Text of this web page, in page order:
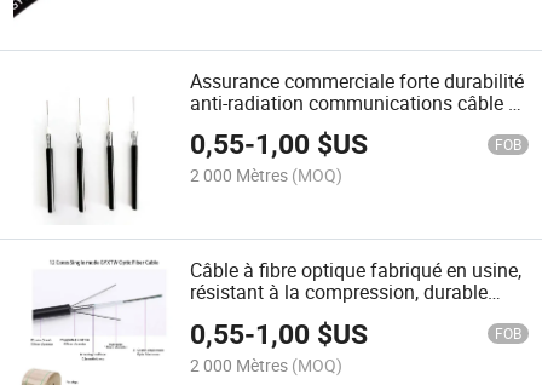
Assurance commerciale forte durabilité
anti-radiation communications câble à
fibre optique pour aéronefs
0,55-1,00 $US FOB
2 000 Mètres (MOQ)
Câble à fibre optique fabriqué en usine,
résistant à la compression, durable
des environnements difficiles
0,55-1,00 $US FOB
2 000 Mètres (MOQ)